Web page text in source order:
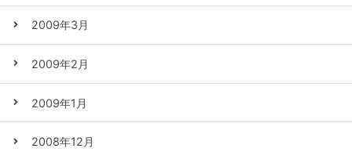
2009年3月
2009年2月
2009年1月
2008年12月